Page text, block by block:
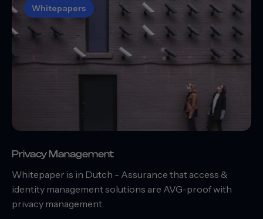
Whitepapers
Privacy Management
Whitepaper is in Dutch - Assurance that access &
identity management solutions are AVG-proof with
privacy management.